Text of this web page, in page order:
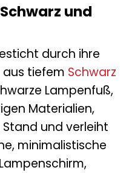
und
durch ihre
tiefem Schwarz
Lampenfuß,
Materialien,
und verleiht
minimalistische